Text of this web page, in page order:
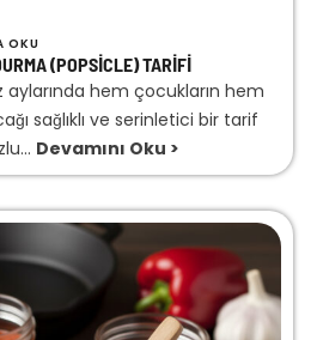
OKU
(POPSICLE) TARIFI
aylarında hem çocukların hem
sağlıklı ve serinletici bir tarif
Devamını Oku >